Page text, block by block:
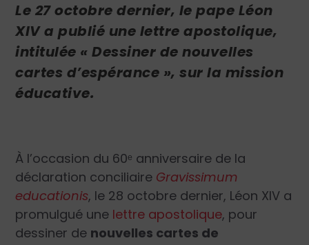
Le 27 octobre dernier, le pape Léon
XIV a publié une lettre apostolique,
intitulée « Dessiner de nouvelles
cartes d’espérance », sur la mission
éducative.
À l’occasion du 60ᵉ anniversaire de la
déclaration conciliaire Gravissimum
educationis, le 28 octobre dernier, Léon XIV a
promulgué une lettre apostolique, pour
dessiner de nouvelles cartes de